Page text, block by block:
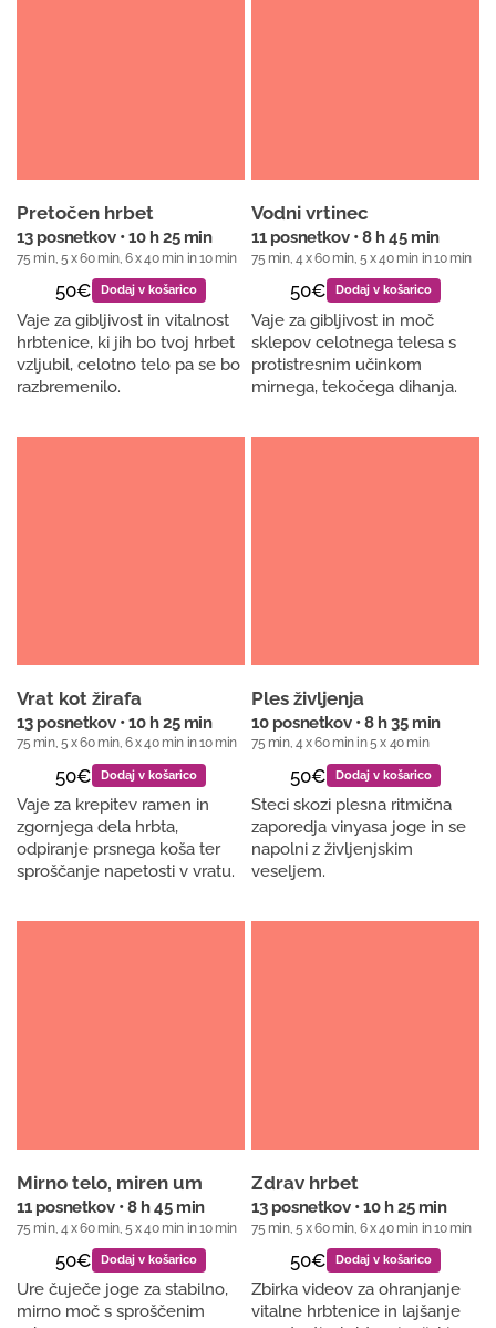
Pretočen hrbet
13 posnetkov • 10 h 25 min
75 min, 5 x 60 min, 6 x 40 min in 10 min
50€ Dodaj v košarico
Vaje za gibljivost in vitalnost
hrbtenice, ki jih bo tvoj hrbet
vzljubil, celotno telo pa se bo
razbremenilo.
Vodni vrtinec
11 posnetkov • 8 h 45 min
75 min, 4 x 60 min, 5 x 40 min in 10 min
50€ Dodaj v košarico
Vaje za gibljivost in moč
sklepov celotnega telesa s
protistresnim učinkom
mirnega, tekočega dihanja.
Vrat kot žirafa
13 posnetkov • 10 h 25 min
75 min, 5 x 60 min, 6 x 40 min in 10 min
50€ Dodaj v košarico
Vaje za krepitev ramen in
zgornjega dela hrbta,
odpiranje prsnega koša ter
sproščanje napetosti v vratu.
Ples življenja
10 posnetkov • 8 h 35 min
75 min, 4 x 60 min in 5 x 40 min
50€ Dodaj v košarico
Steci skozi plesna ritmična
zaporedja vinyasa joge in se
napolni z življenjskim
veseljem.
Mirno telo, miren um
11 posnetkov • 8 h 45 min
75 min, 4 x 60 min, 5 x 40 min in 10 min
50€ Dodaj v košarico
Ure čuječe joge za stabilno,
mirno moč s sproščenim
Zdrav hrbet
13 posnetkov • 10 h 25 min
75 min, 5 x 60 min, 6 x 40 min in 10 min
50€ Dodaj v košarico
Zbirka videov za ohranjanje
vitalne hrbtenice in lajšanje